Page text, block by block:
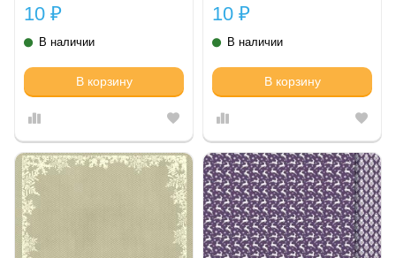
10 ₽
В наличии
В корзину
10 ₽
В наличии
В корзину